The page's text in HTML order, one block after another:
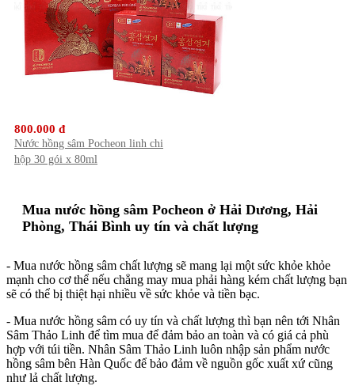
800.000 đ
Nước hồng sâm Pocheon linh chi
hộp 30 gói x 80ml
Mua nước hồng sâm Pocheon ở Hải Dương, Hải
Phòng, Thái Bình uy tín và chất lượng
- Mua nước hồng sâm chất lượng sẽ mang lại một sức khỏe khỏe
mạnh cho cơ thể nếu chẳng may mua phải hàng kém chất lượng bạn
sẽ có thể bị thiệt hại nhiều về sức khỏe và tiền bạc.
- Mua nước hồng sâm có uy tín và chất lượng thì bạn nên tới Nhân
Sâm Thảo Linh để tìm mua để đảm bảo an toàn và có giá cả phù
hợp với túi tiền. Nhân Sâm Thảo Linh luôn nhập sản phẩm nước
hồng sâm bên Hàn Quốc để bảo đảm về nguồn gốc xuất xứ cũng
như lả chất lượng.